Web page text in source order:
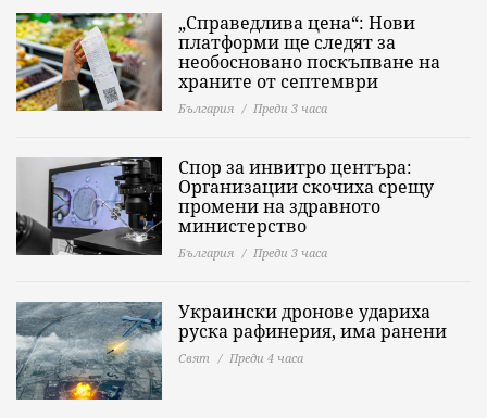
„Справедлива цена“: Нови
платформи ще следят за
необосновано поскъпване на
храните от септември
България Преди 3 часа
Спор за инвитро центъра:
Организации скочиха срещу
промени на здравното
министерство
България Преди 3 часа
Украински дронове удариха
руска рафинерия, има ранени
Свят Преди 4 часа